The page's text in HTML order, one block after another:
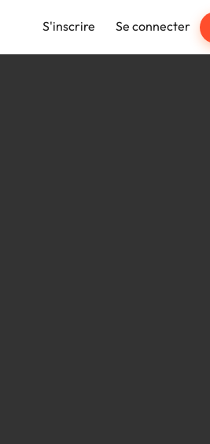
S'inscrire Se connecter